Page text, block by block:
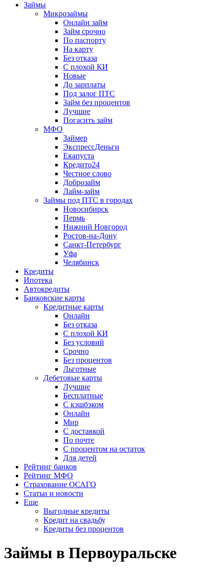
Займы
Микрозаймы
Онлайн займ
Займ срочно
По паспорту
На карту
Без отказа
С плохой КИ
Новые
До зарплаты
Под залог ПТС
Займ без процентов
Лучшие
Погасить займ
МФО
Займер
ЭкспрессДеньги
Екапуста
Кредито24
Честное слово
Доброзайм
Лайм-займ
Займы под ПТС в городах
Новосибирск
Пермь
Нижний Новгород
Ростов-на-Дону
Санкт-Петербург
Уфа
Челябинск
Кредиты
Ипотека
Автокредиты
Банковские карты
Кредитные карты
Онлайн
Без отказа
С плохой КИ
Без условий
Срочно
Без процентов
Льготные
Дебетовые карты
Лучшие
Бесплатные
С кэшбэком
Онлайн
Мир
С доставкой
По почте
С процентом на остаток
Для детей
Рейтинг банков
Рейтинг МФО
Страхование ОСАГО
Статьи и новости
Еще
Выгодные кредиты
Кредит на свадьбу
Кредиты без процентов
Займы в Первоуральске